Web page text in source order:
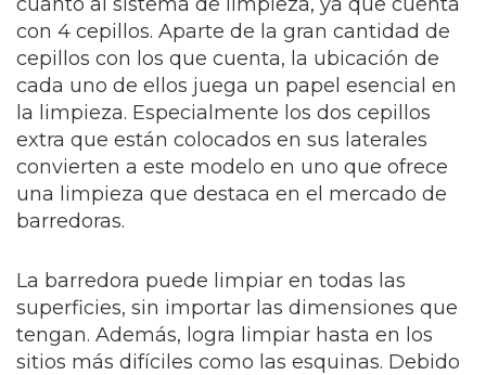
con 4 cepillos. Aparte de la gran cantidad de
cepillos con los que cuenta, la ubicación de
cada uno de ellos juega un papel esencial en
la limpieza. Especialmente los dos cepillos
extra que están colocados en sus laterales
convierten a este modelo en uno que ofrece
una limpieza que destaca en el mercado de
barredoras.
La barredora puede limpiar en todas las
superficies, sin importar las dimensiones que
tengan. Además, logra limpiar hasta en los
sitios más difíciles como las esquinas. Debido